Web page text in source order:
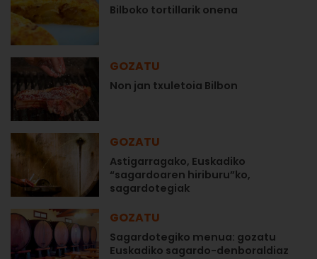
Bilboko tortillarik onena
GOZATU
Non jan txuletoia Bilbon
GOZATU
Astigarragako, Euskadiko
“sagardoaren hiriburu”ko,
sagardotegiak
GOZATU
Sagardotegiko menua: gozatu
Euskadiko sagardo-denboraldiaz